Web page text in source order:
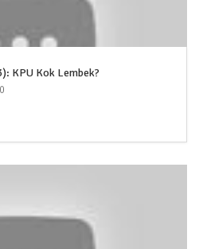
KPU Kok Lembek?